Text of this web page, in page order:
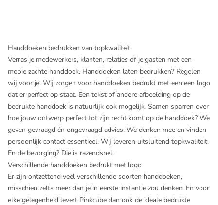
Handdoeken bedrukken van topkwaliteit
Verras je medewerkers, klanten, relaties of je gasten met een
mooie zachte handdoek. Handdoeken laten bedrukken? Regelen
wij voor je. Wij zorgen voor handdoeken bedrukt met een een logo
dat er perfect op staat. Een tekst of andere afbeelding op de
bedrukte handdoek is natuurlijk ook mogelijk. Samen sparren over
hoe jouw ontwerp perfect tot zijn recht komt op de handdoek? We
geven gevraagd én ongevraagd advies. We denken mee en vinden
persoonlijk contact essentieel. Wij leveren uitsluitend topkwaliteit.
En de bezorging? Die is razendsnel.
Verschillende handdoeken bedrukt met logo
Er zijn ontzettend veel verschillende soorten handdoeken,
misschien zelfs meer dan je in eerste instantie zou denken. En voor
elke gelegenheid levert Pinkcube dan ook de ideale bedrukte